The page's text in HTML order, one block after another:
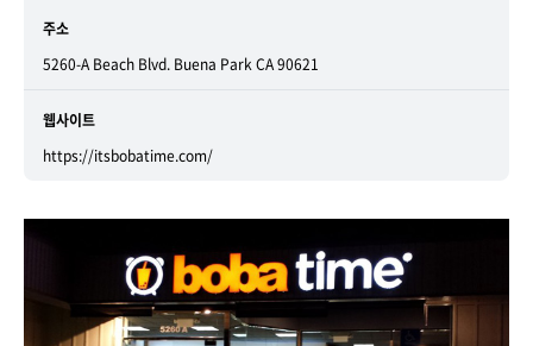
주소
5260-A Beach Blvd. Buena Park CA 90621
웹사이트
https://itsbobatime.com/